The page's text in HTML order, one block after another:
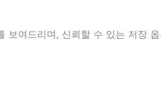
여드리며, 신뢰할 수 있는 저장